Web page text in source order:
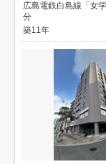
広島電鉄白島線「女
分
築11年